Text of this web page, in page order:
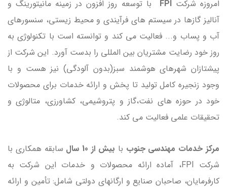
امروزه شرکتFPI با توسعه روز افزون در زمینه مانیتورینگ و
آنالیز گازها در سیستم های فرآیندی و محیط زیستی، سنسورهای
آب و پساب و... فعالیت می کند و توانسته است با تکنولوژی به
روز خود رضایت مشتریان بین المللی را بدست آورد. این شرکت از
پیشتازان شهرهای هوشمند سبز(بدون آلودگی) نیز هست و با
وجود زنجیره کامل تولید تا پخش و ارائه خدمات برای محصولات
خود در حوزه های نفت،گاز و پتروشیمی، کشاورزی، متالوژی و
تحقیقات علمی فعالیت می کند.
مرکز خدمات مهندسی جنوب با بیش از 10 سال
سابقه همکاری با
شرکت FPI، آماده ارائه محصولات و خدمات این شرکت به
کارفرمایان، صاحبان صنایع و ارگانهای دولتی شامل: تأمین و ارائه